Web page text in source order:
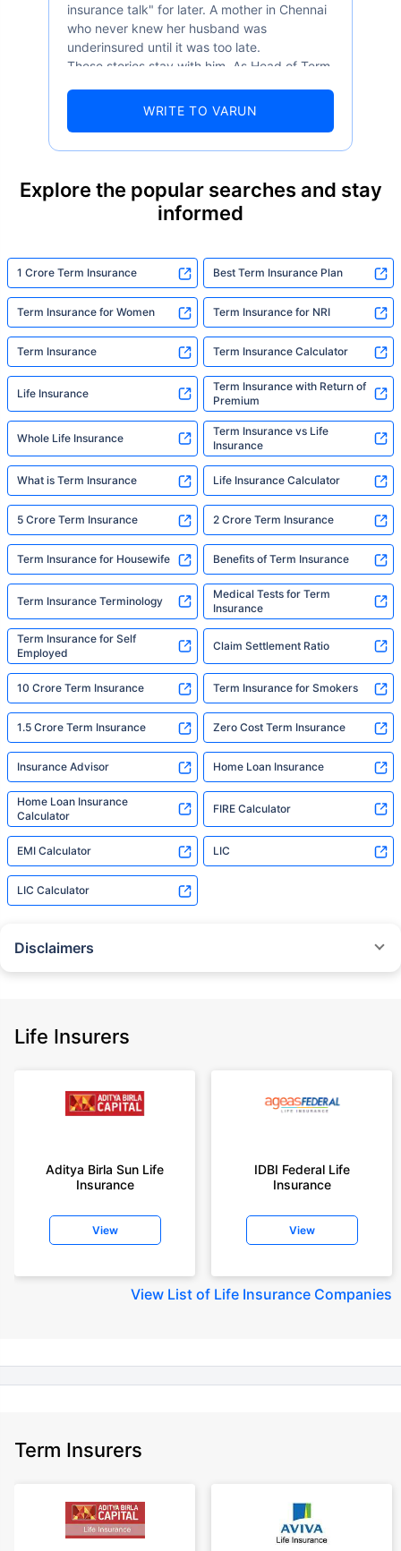
insurance talk" for later. A mother in Chennai
who never knew her husband was
underinsured until it was too late.
These stories stay with him. As Head of Term
numbers well — 52.4% of Indians are aware
statistic, he sees a family that just needed
someone to sit with them, explain it simply,
built to do. In his words, "Most people aren't
avoiding protection — they're just waiting for
someone to make it easy. That's what we're
here for."
WRITE TO VARUN
Explore the popular searches and stay
informed
1 Crore Term Insurance Best Term Insurance Plan
Term Insurance for Women Term Insurance for NRI
Term Insurance Term Insurance Calculator
Life Insurance
Term Insurance with Return of
Premium
Whole Life Insurance
Term Insurance vs Life
Insurance
What is Term Insurance Life Insurance Calculator
5 Crore Term Insurance 2 Crore Term Insurance
Term Insurance for Housewife Benefits of Term Insurance
Term Insurance Terminology
Medical Tests for Term
Insurance
Term Insurance for Self
Employed
Claim Settlement Ratio
10 Crore Term Insurance Term Insurance for Smokers
1.5 Crore Term Insurance Zero Cost Term Insurance
Insurance Advisor Home Loan Insurance
Home Loan Insurance
Calculator
FIRE Calculator
EMI Calculator LIC
LIC Calculator
Disclaimers
Policybazaar does not endorse, rate or recommend any particular insurer
+On the basis of your profile
years of age, rounded off to nearest 10
insurance for an 18 year-old male, non-smoker, with no pre-existing
diseases, cover upto 30 years of age rounded off to nearest 10
old male, non-smoker, with no pre-existing diseases, cover upto 30 years
+Rs. 15/day is starting price for a 75 lakhs term life insurance for an 18
+Rs. 504/month is starting price for a 1.5 crore term life insurance for an 18
+Rs. 494/month is starting price for a 2 crore term life insurance for an 18
year-old male, non-smoker, with no pre-existing diseases, cover upto 30
Life Insurers
Aditya Birla Sun Life
Insurance
View
IDBI Federal Life
Insurance
View
View List of Life Insurance Companies
Term Insurers